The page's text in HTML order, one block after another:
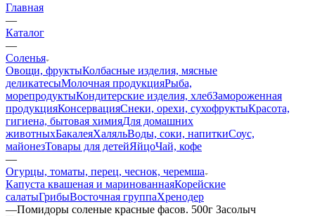
Главная
—
Каталог
—
Соленья
Овощи, фруктыКолбасные изделия, мясные
деликатесыМолочная продукцияРыба,
морепродуктыКондитерские изделия, хлебЗамороженная
продукцияКонсервацияСнеки, орехи, сухофруктыКрасота,
гигиена, бытовая химияДля домашних
животныхБакалеяХаляльВоды, соки, напиткиСоус,
майонезТовары для детейЯйцоЧай, кофе
—
Огурцы, томаты, перец, чеснок, черемша
Капуста квашеная и маринованнаяКорейские
салатыГрибыВосточная группаХренодер
—Помидоры соленые красные фасов. 500г Засолыч